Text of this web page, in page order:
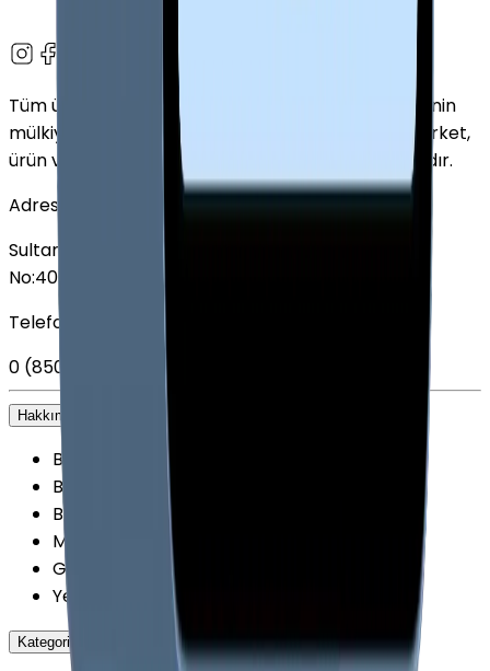
Tüm ürün adları, logolar ve markalar ilgili sahiplerinin
mülkiyetindedir. Bu web sitesinde kullanılan tüm şirket,
ürün ve hizmet adları yalnızca tanımlama amaçlıdır.
Adres
Sultan Selim Mahallesi, Lalegül Sokağı No:5, İç Kapı
No:40, 34415 Kağıthane/İstanbul
Telefon
0 (850) 303 79 79
Hakkımızda
Biz kimiz?
Blog
Belgelerimiz
Mağazalarımız
Getmobil Güvenilir Mi?
Yenilenmiş Cihazlarda Güvence
Kategoriler